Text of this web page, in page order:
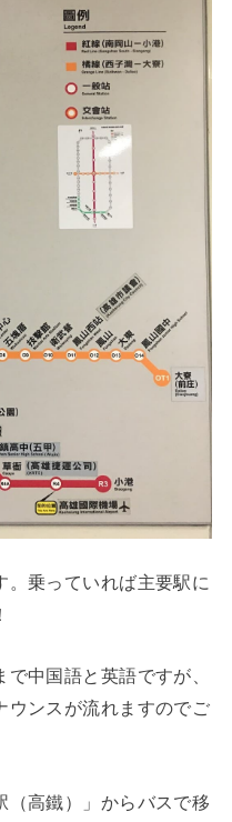
。乗っていれば主要駅に
中国語と英語ですが、
ウンスが流れますのでご
（高鐵）」からバスで移